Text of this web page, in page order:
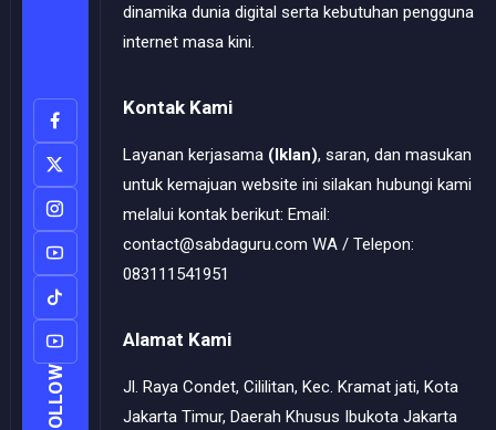
FOLLOW
dinamika dunia digital serta kebutuhan pengguna
internet masa kini.
Kontak Kami
Layanan kerjasama (Iklan), saran, dan masukan
untuk kemajuan website ini silakan hubungi kami
melalui kontak berikut: Email:
contact@sabdaguru.com WA / Telepon:
083111541951
Alamat Kami
Jl. Raya Condet, Cililitan, Kec. Kramat jati, Kota
Jakarta Timur, Daerah Khusus Ibukota Jakarta